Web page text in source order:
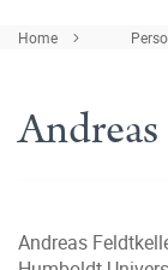
Home
Andreas